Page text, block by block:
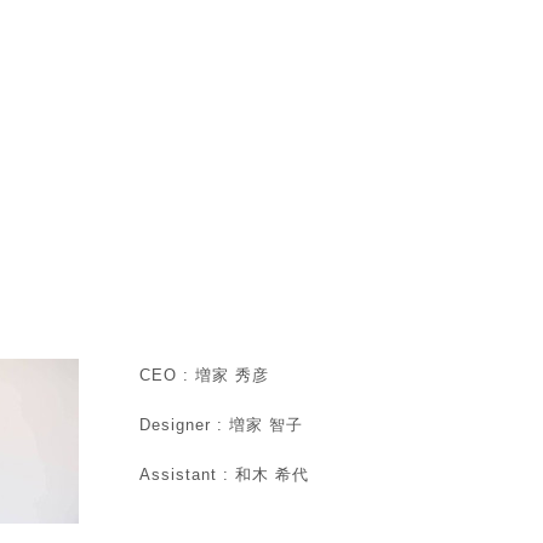
CEO : 増家 秀彦
Designer : 増家 智子
Assistant : 和木 希代